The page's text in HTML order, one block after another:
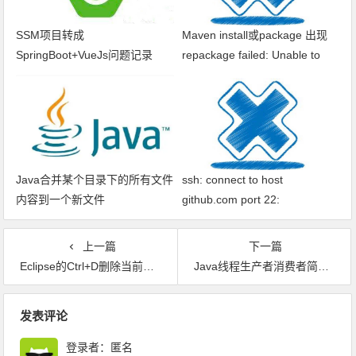
SSM项目转成
SpringBoot+VueJs问题记录
Maven install或package 出现
repackage failed: Unable to
Java合并某个目录下的所有文件
内容到一个新文件
ssh: connect to host
github.com port 22:
Connection timed out fatal: xxx
上一篇
Eclipse的Ctrl+D删除当前行快捷键无效解决方案
下一篇
Java线程生产者消费者简单应用
发表评论
登录者：匿名